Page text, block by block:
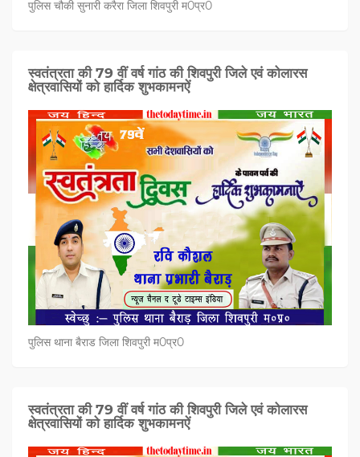
पुलिस चौकी सुनारी करैरा जिला शिवपुरी म0प्र0
स्वतंत्रता की 79 वीं वर्ष गांठ की शिवपुरी जिले एवं कोलारस
क्षेत्रवासियों को हार्दिक शुभकामनऐं
पुलिस थाना बैराड जिला शिवपुरी म0प्र0
स्वतंत्रता की 79 वीं वर्ष गांठ की शिवपुरी जिले एवं कोलारस
क्षेत्रवासियों को हार्दिक शुभकामनऐं